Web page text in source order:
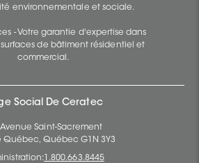
environnementale et sociale.
- Votre garantie d'expertise dans
surfaces de bâtiment résidentiel et
commercial.
Social De Ceratec
Avenue Saint-Sacrement
Québec, Québec G1N 3Y3
1.800.663.8445